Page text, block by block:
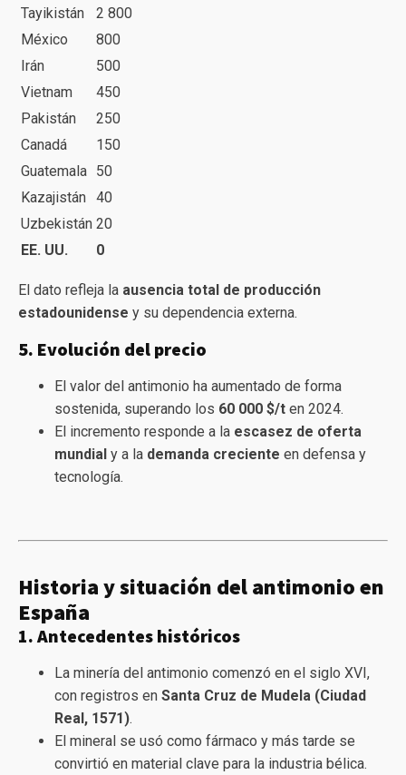
Tayikistán
2 800
México
800
Irán
500
Vietnam
450
Pakistán
250
Canadá
150
Guatemala 50
Kazajistán 40
Uzbekistán 20
EE. UU.
0
El dato refleja la ausencia total de producción
estadounidense y su dependencia externa.
5. Evolución del precio
El valor del antimonio ha aumentado de forma
sostenida, superando los 60 000 $/t en 2024.
El incremento responde a la escasez de oferta
mundial y a la demanda creciente en defensa y
tecnología.
Historia y situación del antimonio en
España
1. Antecedentes históricos
La minería del antimonio comenzó en el siglo XVI,
con registros en Santa Cruz de Mudela (Ciudad
Real, 1571).
El mineral se usó como fármaco y más tarde se
convirtió en material clave para la industria bélica.